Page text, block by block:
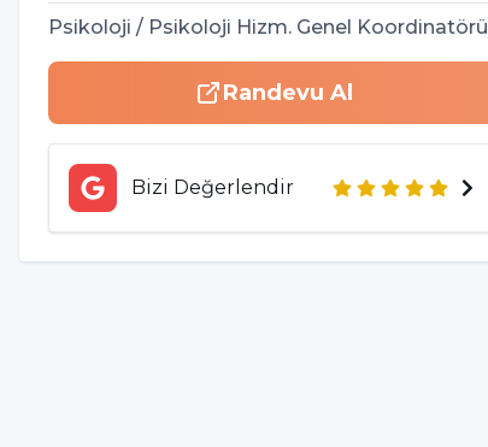
Psikoloji / Psikoloji Hizm. Genel Koordinatörü
Randevu Al
Bizi Değerlendir